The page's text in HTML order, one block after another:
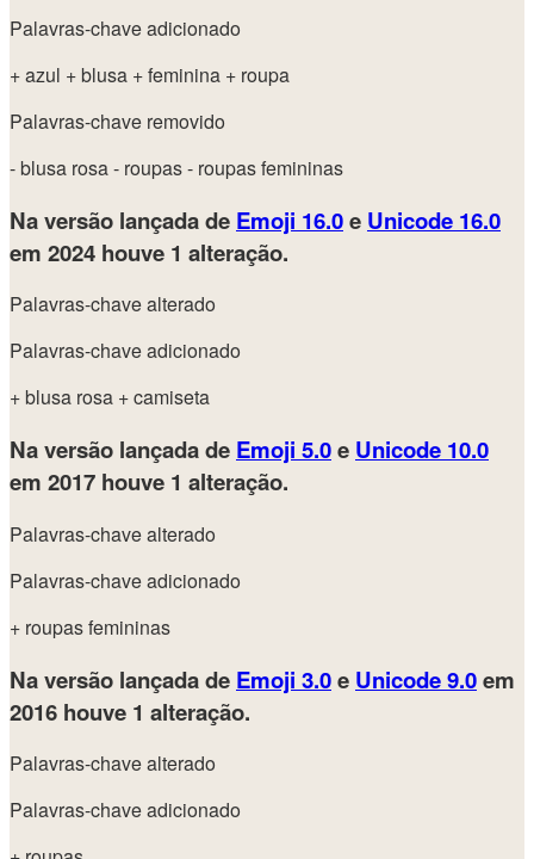
Palavras-chave adicionado
+ azul + blusa + feminina + roupa
Palavras-chave removido
- blusa rosa- roupas- roupas femininas
Na versão lançada de Emoji 16.0e Unicode 16.0
em 2024 houve 1 alteração.
Palavras-chave alterado
Palavras-chave adicionado
+ blusa rosa + camiseta
Na versão lançada de Emoji 5.0e Unicode 10.0
em 2017 houve 1 alteração.
Palavras-chave alterado
Palavras-chave adicionado
+ roupas femininas
Na versão lançada de Emoji 3.0e Unicode 9.0em
2016 houve 1 alteração.
Palavras-chave alterado
Palavras-chave adicionado